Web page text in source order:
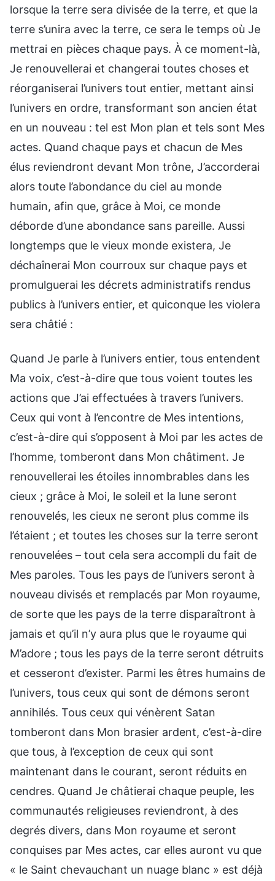
lorsque la terre sera divisée de la terre, et que la
terre s’unira avec la terre, ce sera le temps où Je
mettrai en pièces chaque pays. À ce moment-là,
Je renouvellerai et changerai toutes choses et
réorganiserai l’univers tout entier, mettant ainsi
l’univers en ordre, transformant son ancien état
en un nouveau : tel est Mon plan et tels sont Mes
actes. Quand chaque pays et chacun de Mes
élus reviendront devant Mon trône, J’accorderai
alors toute l’abondance du ciel au monde
humain, afin que, grâce à Moi, ce monde
déborde d’une abondance sans pareille. Aussi
longtemps que le vieux monde existera, Je
déchaînerai Mon courroux sur chaque pays et
promulguerai les décrets administratifs rendus
publics à l’univers entier, et quiconque les violera
sera châtié :
Quand Je parle à l’univers entier, tous entendent
Ma voix, c’est-à-dire que tous voient toutes les
actions que J’ai effectuées à travers l’univers.
Ceux qui vont à l’encontre de Mes intentions,
c’est-à-dire qui s’opposent à Moi par les actes de
l’homme, tomberont dans Mon châtiment. Je
renouvellerai les étoiles innombrables dans les
cieux ; grâce à Moi, le soleil et la lune seront
renouvelés, les cieux ne seront plus comme ils
l’étaient ; et toutes les choses sur la terre seront
renouvelées – tout cela sera accompli du fait de
Mes paroles. Tous les pays de l’univers seront à
nouveau divisés et remplacés par Mon royaume,
de sorte que les pays de la terre disparaîtront à
jamais et qu’il n’y aura plus que le royaume qui
M’adore ; tous les pays de la terre seront détruits
et cesseront d’exister. Parmi les êtres humains de
l’univers, tous ceux qui sont de démons seront
annihilés. Tous ceux qui vénèrent Satan
tomberont dans Mon brasier ardent, c’est-à-dire
que tous, à l’exception de ceux qui sont
maintenant dans le courant, seront réduits en
cendres. Quand Je châtierai chaque peuple, les
communautés religieuses reviendront, à des
degrés divers, dans Mon royaume et seront
conquises par Mes actes, car elles auront vu que
« le Saint chevauchant un nuage blanc » est déjà